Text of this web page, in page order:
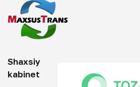
Shaxsiy
kabinet